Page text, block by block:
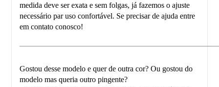
medida deve ser exata e sem folgas, já fazemos o ajuste
necessário par uso confortável. Se precisar de ajuda entre
em contato conosco!
Gostou desse modelo e quer de outra cor? Ou gostou do
modelo mas queria outro pingente?